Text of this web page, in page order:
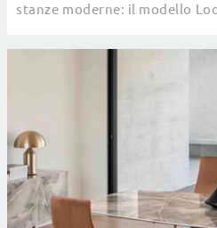
stanze moderne: il modello